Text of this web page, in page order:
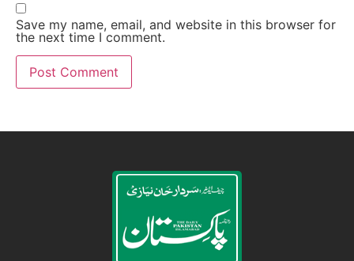
Save my name, email, and website in this browser for
the next time I comment.